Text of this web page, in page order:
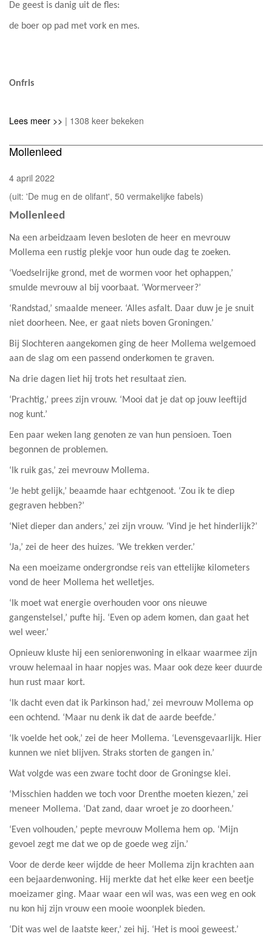
De geest is danig uit de fles:
de boer op pad met vork en mes.
Onfris
Lees meer >> | 1308 keer bekeken
Mollenleed
4 april 2022
(uit: 'De mug en de olifant', 50 vermakelijke fabels)
Mollenleed
Na een arbeidzaam leven besloten de heer en mevrouw
Mollema een rustig plekje voor hun oude dag te zoeken.
‘Voedselrijke grond, met de wormen voor het ophappen,’
smulde mevrouw al bij voorbaat. ‘Wormerveer?’
‘Randstad,’ smaalde meneer. ‘Alles asfalt. Daar duw je je snuit
niet doorheen. Nee, er gaat niets boven Groningen.’
Bij Slochteren aangekomen ging de heer Mollema welgemoed
aan de slag om een passend onderkomen te graven.
Na drie dagen liet hij trots het resultaat zien.
‘Prachtig,’ prees zijn vrouw. ‘Mooi dat je dat op jouw leeftijd
nog kunt.’
Een paar weken lang genoten ze van hun pensioen. Toen
begonnen de problemen.
‘Ik ruik gas,’ zei mevrouw Mollema.
‘Je hebt gelijk,’ beaamde haar echtgenoot. ‘Zou ik te diep
gegraven hebben?’
‘Niet dieper dan anders,’ zei zijn vrouw. ‘Vind je het hinderlijk?’
‘Ja,’ zei de heer des huizes. ‘We trekken verder.’
Na een moeizame ondergrondse reis van ettelijke kilometers
vond de heer Mollema het welletjes.
‘Ik moet wat energie overhouden voor ons nieuwe
gangenstelsel,’ pufte hij. ‘Even op adem komen, dan gaat het
wel weer.’
Opnieuw kluste hij een seniorenwoning in elkaar waarmee zijn
vrouw helemaal in haar nopjes was. Maar ook deze keer duurde
hun rust maar kort.
‘Ik dacht even dat ik Parkinson had,’ zei mevrouw Mollema op
een ochtend. ‘Maar nu denk ik dat de aarde beefde.’
‘Ik voelde het ook,’ zei de heer Mollema. ‘Levensgevaarlijk. Hier
kunnen we niet blijven. Straks storten de gangen in.’
Wat volgde was een zware tocht door de Groningse klei.
‘Misschien hadden we toch voor Drenthe moeten kiezen,’ zei
meneer Mollema. ‘Dat zand, daar wroet je zo doorheen.’
‘Even volhouden,’ pepte mevrouw Mollema hem op. ‘Mijn
gevoel zegt me dat we op de goede weg zijn.’
Voor de derde keer wijdde de heer Mollema zijn krachten aan
een bejaardenwoning. Hij merkte dat het elke keer een beetje
moeizamer ging. Maar waar een wil was, was een weg en ook
nu kon hij zijn vrouw een mooie woonplek bieden.
‘Dit was wel de laatste keer,’ zei hij. ‘Het is mooi geweest.’